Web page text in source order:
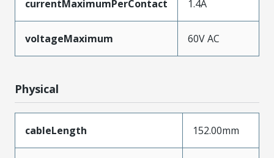
currentMaximumPerContact 1.4A
voltageMaximum 60V AC
Physical
cableLength 152.00mm